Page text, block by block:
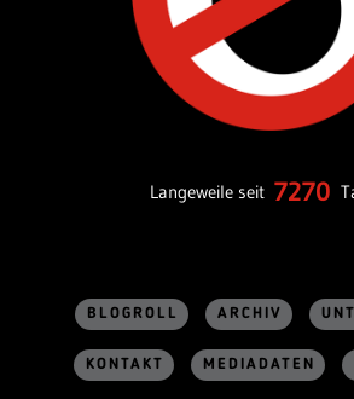
Langeweile seit 7270
BLOGROLL ARCHIV
KONTAKT MEDIADATEN